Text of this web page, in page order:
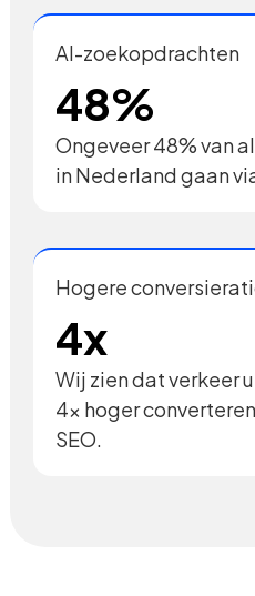
AI-zoekopdrachten
48%
Ongeveer 48% van
in Nederland gaan
Hogere
4x
Wij zien dat verkeer
4x hoger
SEO.